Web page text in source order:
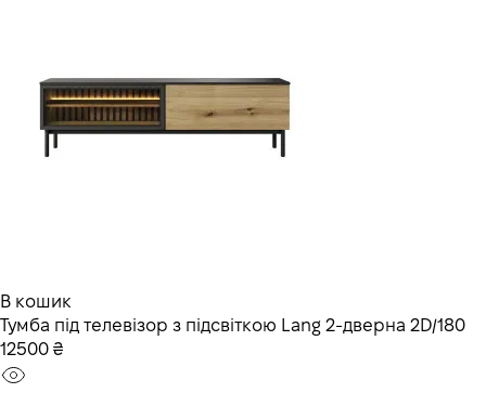
В кошик
Тумба під телевізор з підсвіткою Lang 2-дверна 2D/180
12500 ₴